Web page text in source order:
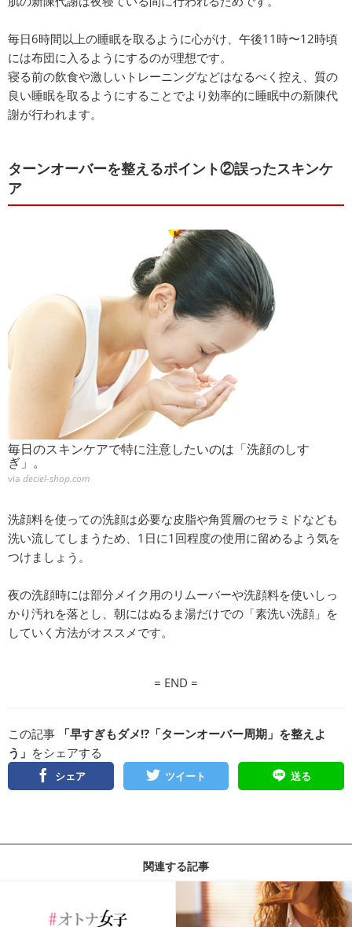
毎日6時間以上の睡眠を取るように心がけ、午後11時〜12時頃
には布団に入るようにするのが理想です。
寝る前の飲食や激しいトレーニングなどはなるべく控え、質の
良い睡眠を取るようにすることでより効率的に睡眠中の新陳代
謝が行われます。
ターンオーバーを整えるポイント②誤ったスキンケ
ア
毎日のスキンケアで特に注意したいのは「洗顔のしす
ぎ」。
via deciel-shop.com
洗顔料を使っての洗顔は必要な皮脂や角質層のセラミドなども
洗い流してしまうため、1日に1回程度の使用に留めるよう気を
つけましょう。
夜の洗顔時には部分メイク用のリムーバーや洗顔料を使いしっ
かり汚れを落とし、朝にはぬるま湯だけでの「素洗い洗顔」を
していく方法がオススメです。
= END =
この記事
「早すぎもダメ!?「ターンオーバー周期」を整えよ
う」 をシェアする
シェア ツイート 送る
関連する記事